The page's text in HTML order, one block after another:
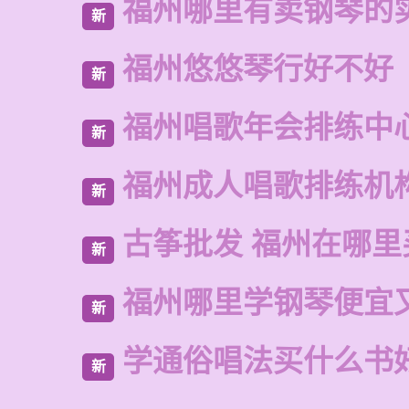
新 福州哪里有卖钢琴的
新 福州悠悠琴行好不好
新 福州唱歌年会排练中
新 福州成人唱歌排练机
新 古筝批发 福州在哪
新 福州哪里学钢琴便宜
新 学通俗唱法买什么书